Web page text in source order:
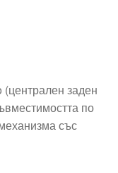
заден
по
със